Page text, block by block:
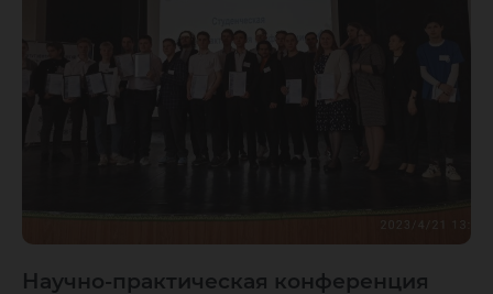
Научно-практическая конференция